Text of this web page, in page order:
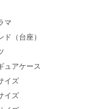
マ
ド（台座）
ュアケース
イズ
イズ